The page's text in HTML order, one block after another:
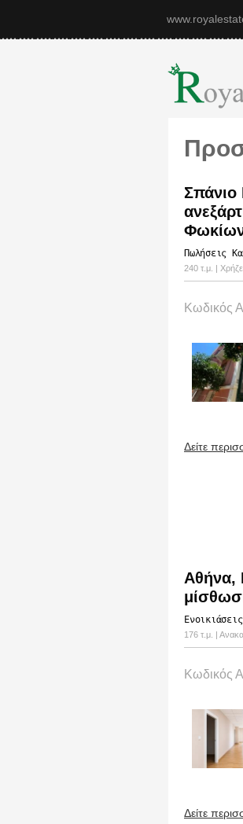
Σπάνιο
Πωλήσεις
240 τ.μ. |
Κωδικός
Δείτε
Αθήνα,
176 τ.μ. |
Κωδικός
Δείτε